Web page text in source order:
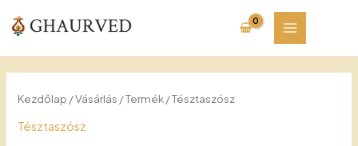
content
Kezdőlap /Vásárlás /Termék/ Tésztaszósz
Tésztaszósz